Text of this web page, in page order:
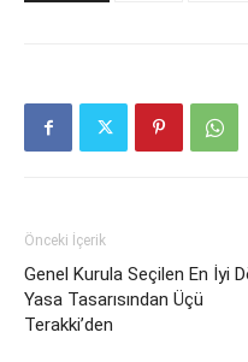
Önceki İçerik
Genel Kurula Seçilen En İyi
Yasa Tasarısından Üçü
Terakki’den